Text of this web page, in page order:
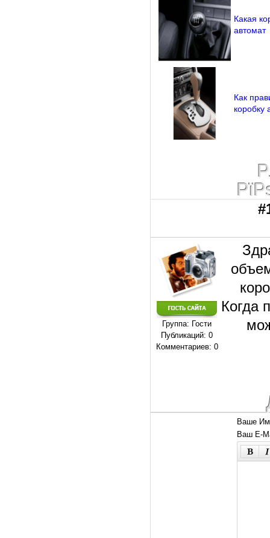
Какая
автомат
Как
коробку
Группа: Гости
Публикаций: 0
Комментариев: 0
Когда
Ваше
Ваш E-